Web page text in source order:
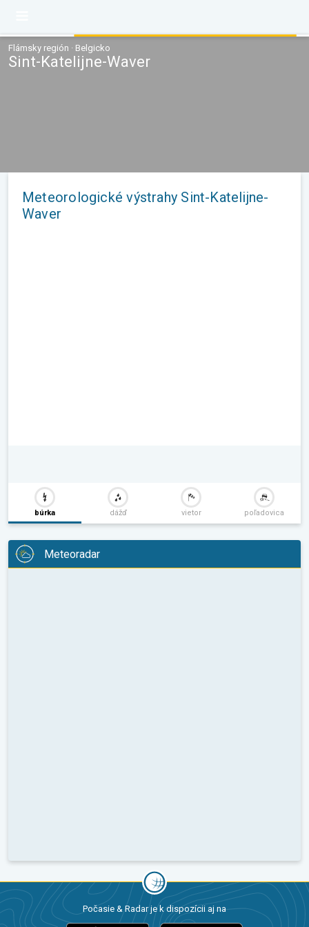
Flámsky región · Belgicko
Sint-Katelijne-Waver
Meteorologické výstrahy Sint-Katelijne-
Waver
búrka dážď vietor poľadovica
Meteoradar
Počasie & Radar je k dispozícii aj na